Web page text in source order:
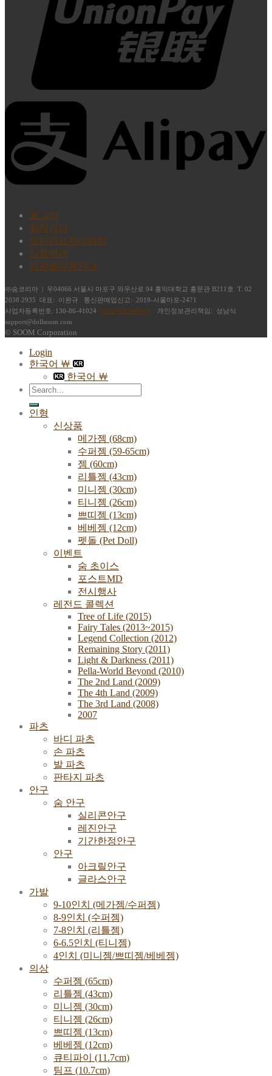
로그인
회원가입
개인정보처리방침
이용약관
쇼핑몰이용안내
㈜숨코리아 | 우04066 서울시 마포구 와우산로 94 홍익대학교 홍문관 B211호 T. 02
2038 2935 대표: 이완규 통신판매업신고: 2019-서울마포-2471
사업자등록번호: 130-86-41024 [사업자정보확인] 개인정보관리책임: 성남식
support@dollsoom.com
© SOOM Corporation
Login
한국어 ￦
한국어 ￦
Search
for:
인형
신상품
메가젬 (68cm)
수퍼젬 (59-65cm)
젬 (60cm)
리틀젬 (43cm)
미니젬 (30cm)
티니젬 (26cm)
쁘띠젬 (13cm)
베베젬 (12cm)
펫돌 (Pet Doll)
이벤트
숨 초이스
포스트MD
전시행사
레전드 콜렉션
Tree of Life (2015)
Fairy Tales (2013~2015)
Legend Collection (2012)
Remaining Story (2011)
Light & Darkness (2011)
Pella-World Beyond (2010)
The 2nd Land (2009)
The 4th Land (2009)
The 3rd Land (2008)
2007
파츠
바디 파츠
손 파츠
발 파츠
판타지 파츠
안구
숨 안구
실리콘안구
레진안구
기간한정안구
안구
아크릴안구
글라스안구
가발
9-10인치 (메가젬/수퍼젬)
8-9인치 (수퍼젬)
7-8인치 (리틀젬)
6-6.5인치 (티니젬)
4인치 (미니젬/쁘띠젬/베베젬)
의상
수퍼젬 (65cm)
리틀젬 (43cm)
미니젬 (30cm)
티니젬 (26cm)
쁘띠젬 (13cm)
베베젬 (12cm)
큐티파이 (11.7cm)
팀프 (10.7cm)